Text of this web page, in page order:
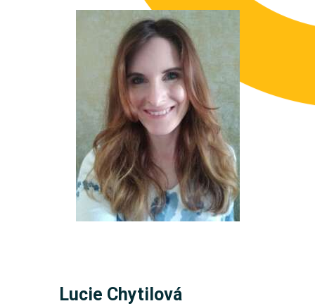
Lucie Chytilová